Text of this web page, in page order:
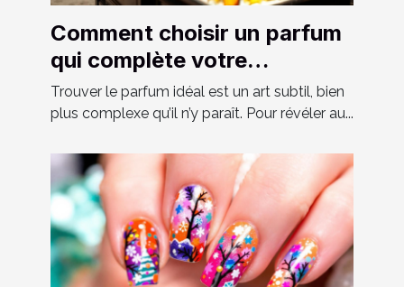
Comment choisir un parfum
qui complète votre
personnalité?
Trouver le parfum idéal est un art subtil, bien
plus complexe qu’il n’y paraît. Pour révéler au...